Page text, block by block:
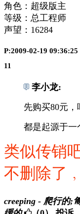
角色：超级版主
等级：总工程师
声望： 16284
P:2009-02-19 09:36:25
11
李小龙:
先购买80元，
都是起源于一
类似传销
不删除了
creeping - 爬行的;